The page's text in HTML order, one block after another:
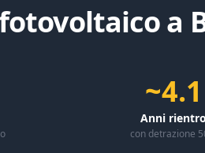
a
~4.1
Anni rientro
con detrazione